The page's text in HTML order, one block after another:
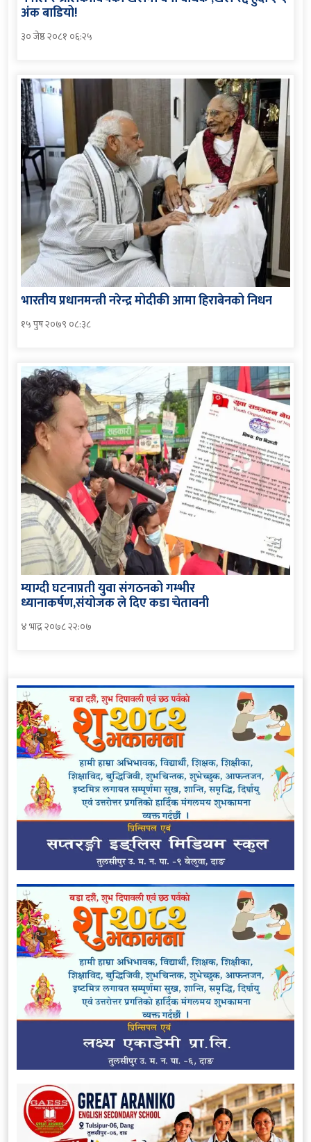
अंक बाडियो!
३० जेष्ठ २०८१ ०६:२५
भारतीय प्रधानमन्त्री नरेन्द्र मोदीकी आमा हिराबेनको निधन
१५ पुष २०७९ ०८:३८
म्याग्दी घटनाप्रती युवा संगठनको गम्भीर
ध्यानाकर्षण,संयोजक ले दिए कडा चेतावनी
४ भाद्र २०७८ २२:०७